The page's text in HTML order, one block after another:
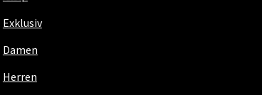
Exklusiv
Damen
Herren